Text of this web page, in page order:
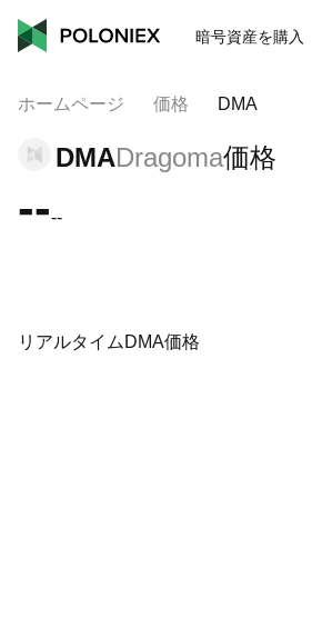
暗号資産を購入
ホームページ 価格 DMA
DMADragoma価格
----
リアルタイムDMA価格